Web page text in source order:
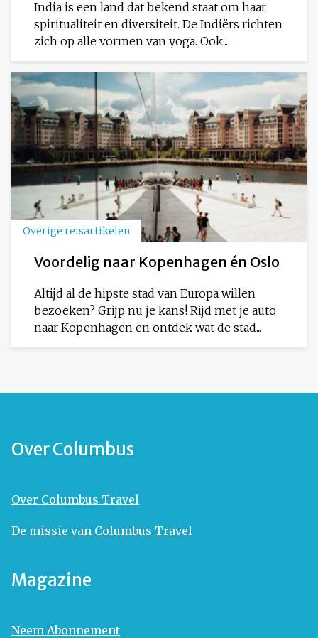
India is een land dat bekend staat om haar
spiritualiteit en diversiteit. De Indiërs richten
zich op alle vormen van yoga. Ook...
Overige reisartikelen
Voordelig naar Kopenhagen én Oslo
Altijd al de hipste stad van Europa willen
bezoeken? Grijp nu je kans! Rijd met je auto
naar Kopenhagen en ontdek wat de stad...
Over Columbus
Over Columbus Travel
De missie van Columbus Travel
Magazine
Neem Abonnement